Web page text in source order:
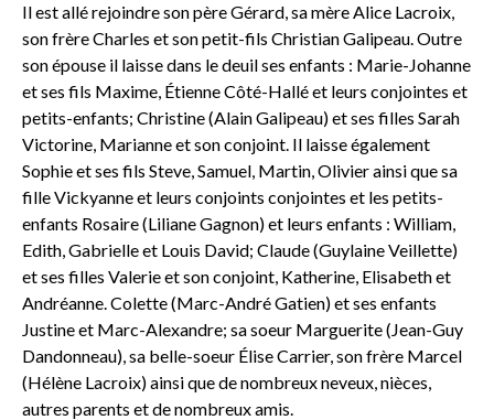
Il est allé rejoindre son père Gérard, sa mère Alice Lacroix,
son frère Charles et son petit-fils Christian Galipeau. Outre
son épouse il laisse dans le deuil ses enfants : Marie-Johanne
et ses fils Maxime, Étienne Côté-Hallé et leurs conjointes et
petits-enfants; Christine (Alain Galipeau) et ses filles Sarah
Victorine, Marianne et son conjoint. Il laisse également
Sophie et ses fils Steve, Samuel, Martin, Olivier ainsi que sa
fille Vickyanne et leurs conjoints conjointes et les petits-
enfants Rosaire (Liliane Gagnon) et leurs enfants : William,
Edith, Gabrielle et Louis David; Claude (Guylaine Veillette)
et ses filles Valerie et son conjoint, Katherine, Elisabeth et
Andréanne. Colette (Marc-André Gatien) et ses enfants
Justine et Marc-Alexandre; sa soeur Marguerite (Jean-Guy
Dandonneau), sa belle-soeur Élise Carrier, son frère Marcel
(Hélène Lacroix) ainsi que de nombreux neveux, nièces,
autres parents et de nombreux amis.